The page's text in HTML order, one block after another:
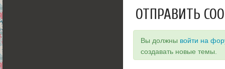
ОТПРАВИТЬ
Вы должны войти на
создавать новые темы.